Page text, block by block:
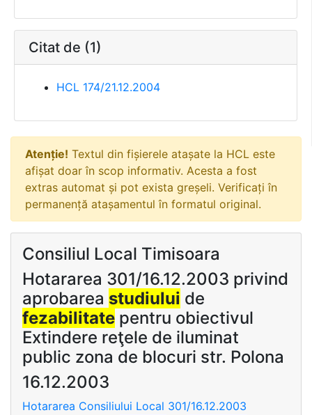
Citat de (1)
HCL 174/21.12.2004
Atenție! Textul din fișierele atașate la HCL este
afișat doar în scop informativ. Acesta a fost
extras automat și pot exista greșeli. Verificați în
permanență atașamentul în formatul original.
Consiliul Local Timisoara
Hotararea 301/16.12.2003 privind
aprobarea studiului de
fezabilitate pentru obiectivul
Extindere reţele de iluminat
public zona de blocuri str. Polona
16.12.2003
Hotararea Consiliului Local 301/16.12.2003